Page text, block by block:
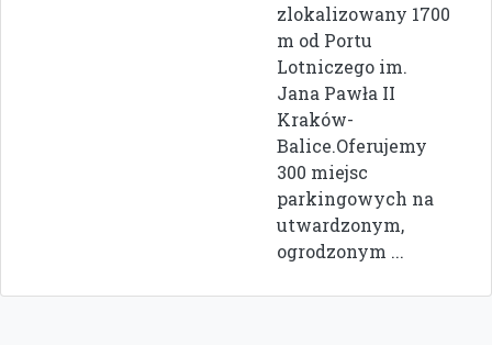
zlokalizowany 1700
m od Portu
Lotniczego im.
Jana Pawła II
Kraków-
Balice.Oferujemy
300 miejsc
parkingowych na
utwardzonym,
ogrodzonym ...